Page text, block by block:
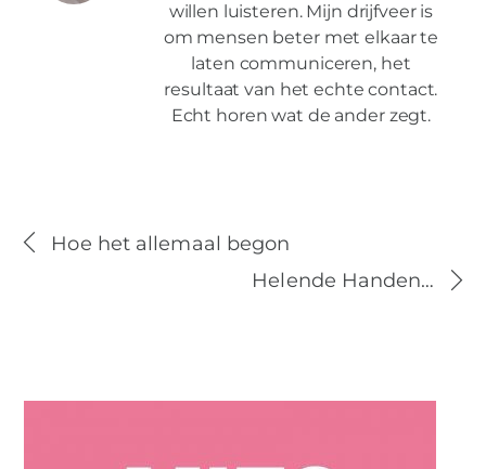
willen luisteren. Mijn drijfveer is
om mensen beter met elkaar te
laten communiceren, het
resultaat van het echte contact.
Echt horen wat de ander zegt.
Hoe het allemaal begon
Helende Handen…